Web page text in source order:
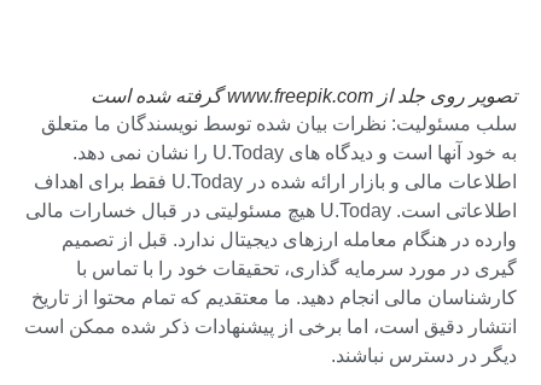
تصویر روی جلد از www.freepik.com گرفته شده است
سلب مسئولیت: نظرات بیان شده توسط نویسندگان ما متعلق
به خود آنها است و دیدگاه های U.Today را نشان نمی دهد.
اطلاعات مالی و بازار ارائه شده در U.Today فقط برای اهداف
اطلاعاتی است. U.Today هیچ مسئولیتی در قبال خسارات مالی
وارده در هنگام معامله ارزهای دیجیتال ندارد. قبل از تصمیم
گیری در مورد سرمایه گذاری، تحقیقات خود را با تماس با
کارشناسان مالی انجام دهید. ما معتقدیم که تمام محتوا از تاریخ
انتشار دقیق است، اما برخی از پیشنهادات ذکر شده ممکن است
دیگر در دسترس نباشند.